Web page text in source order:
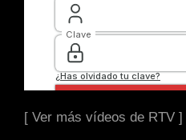
[ Ver más vídeos de RTV ]